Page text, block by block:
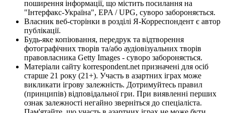
поширення інформації, що містить посилання на
"Інтерфакс-Україна", EPA / UPG, суворо забороняється.
Власник веб-сторінки в розділі Я-Корреспондент є автор
публікації.
Будь-яке копіювання, передрук та відтворення
фотографічних творів та/або аудіовізуальних творів
правовласника Getty Images - суворо забороняється.
Матеріали сайту korrespondent.net призначені для осіб
старше 21 року (21+). Участь в азартних іграх може
викликати ігрову залежність. Дотримуйтесь правил
(принципів) відповідальної гри. При виявленні перших
ознак залежності негайно зверніться до спеціаліста.